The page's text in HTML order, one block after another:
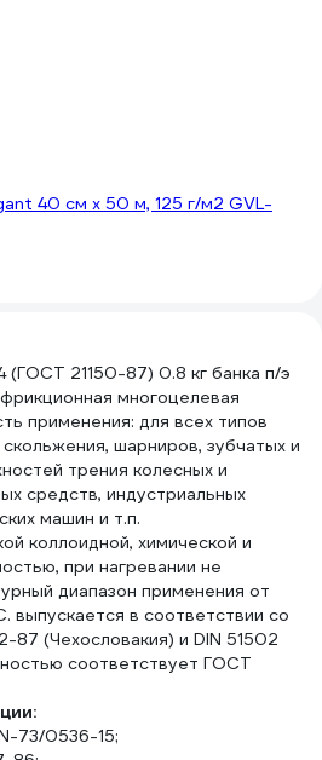
40 см х 50 м, 125 г/м2 GVL-
(ГОСТ 21150-87) 0.8 кг банка п/э
многоцелевая
применения: для всех типов
шарниров, зубчатых и
трения колесных и
средств, индустриальных
машин и т.п.
коллоидной, химической и
при нагревании не
диапазон применения от
выпускается в соответствии со
87 (Чехословакия) и DIN 51502
соответствует ГОСТ
73/0536-15;